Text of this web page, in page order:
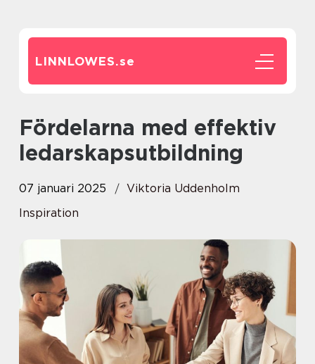
LINNLOWES.se
Fördelarna med effektiv
ledarskapsutbildning
07 januari 2025
Viktoria Uddenholm
Inspiration